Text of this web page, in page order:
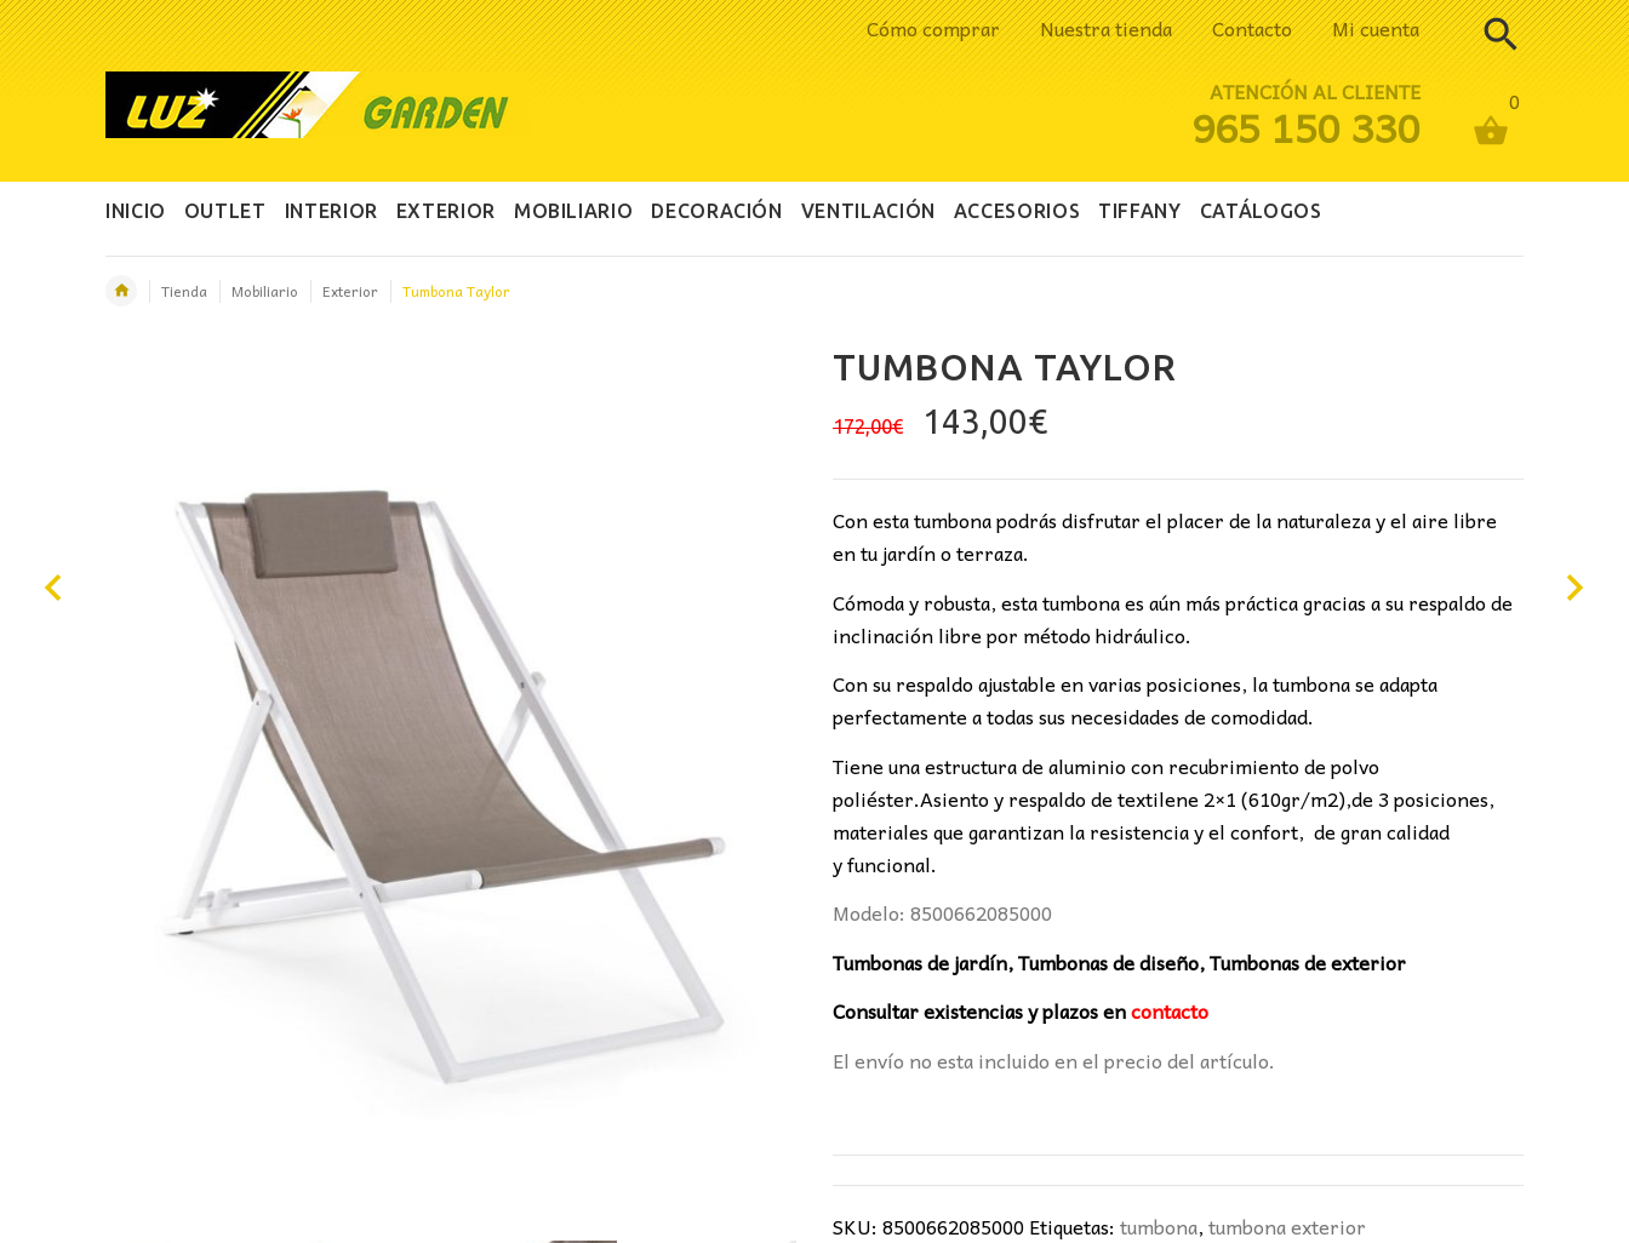
Cómo comprar Nuestra tienda Contacto Mi cuenta
0
ATENCIÓN AL CLIENTE
965 150 330
INICIO OUTLET INTERIOR EXTERIOR MOBILIARIO DECORACIÓN VENTILACIÓN ACCESORIOS TIFFANY CATÁLOGOS
Tienda Mobiliario Exterior Tumbona Taylor
TUMBONA TAYLOR
172,00€
El
original
era:
172,00€.
143,00€El
actual
es:
Con esta tumbona podrás disfrutar el placer de la naturaleza y el aire libre
en tu jardín o terraza.
Cómoda y robusta, esta tumbona es aún más práctica gracias a su respaldo de
inclinación libre por método hidráulico.
Con su respaldo ajustable en varias posiciones, la tumbona se adapta
perfectamente a todas sus necesidades de comodidad.
Tiene una estructura de aluminio con recubrimiento de polvo
poliéster.Asiento y respaldo de textilene 2×1 (610gr/m2),de 3 posiciones,
materiales que garantizan la resistencia y el confort, de gran calidad
yfuncional.
Modelo: 8500662085000
Tumbonas de jardín, Tumbonas de diseño, Tumbonas de exterior
Consultar existencias y plazos encontacto
El envío no esta incluido en el precio del artículo.
SKU: 8500662085000Etiquetas: tumbona,tumbona exterior